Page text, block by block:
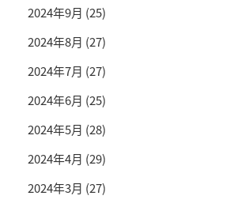
2024年9月 (25)
2024年8月 (27)
2024年7月 (27)
2024年6月 (25)
2024年5月 (28)
2024年4月 (29)
2024年3月 (27)